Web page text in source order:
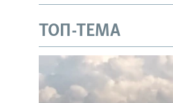
ТОП-ТЕМА